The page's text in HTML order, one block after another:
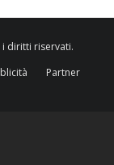
diritti riservati.
Partner